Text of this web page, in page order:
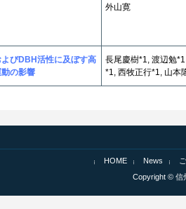
外山寛
びDBH活性に及ぼす高
の影響
長尾慶樹*1, 渡辺勉
*1, 西牧正行*1, 山本
HOME News
Copyright © 信